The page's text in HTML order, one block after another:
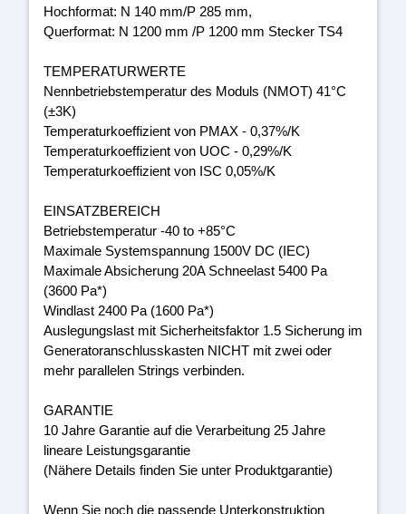
Hochformat: N 140 mm/P 285 mm,
Querformat: N 1200 mm /P 1200 mm Stecker TS4
TEMPERATURWERTE
Nennbetriebstemperatur des Moduls (NMOT) 41°C
(±3K)
Temperaturkoeffizient von PMAX - 0,37%/K
Temperaturkoeffizient von UOC - 0,29%/K
Temperaturkoeffizient von ISC 0,05%/K
EINSATZBEREICH
Betriebstemperatur -40 to +85°C
Maximale Systemspannung 1500V DC (IEC)
Maximale Absicherung 20A Schneelast 5400 Pa
(3600 Pa*)
Windlast 2400 Pa (1600 Pa*)
Auslegungslast mit Sicherheitsfaktor 1.5 Sicherung im
Generatoranschlusskasten NICHT mit zwei oder
mehr parallelen Strings verbinden.
GARANTIE
10 Jahre Garantie auf die Verarbeitung 25 Jahre
lineare Leistungsgarantie
(Nähere Details finden Sie unter Produktgarantie)
Wenn Sie noch die passende Unterkonstruktion